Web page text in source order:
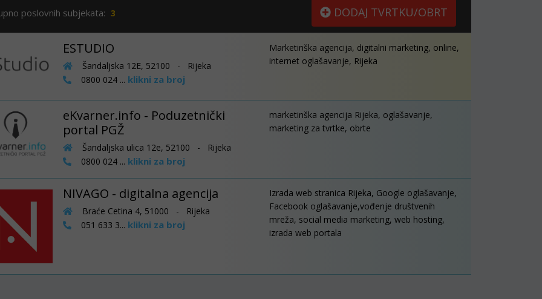
poslovnih subjekata: 3 DODAJ TVRTKU/OBRT
ESTUDIO
Šandaljska 12E, 52100 - Rijeka
0800 024 ... klikni za broj
Marketinška agencija, digitalni marketing, online,
internet oglašavanje, Rijeka
eKvarner.info - Poduzetnički
portal PGŽ
Šandaljska ulica 12e, 52100 - Rijeka
0800 024 ... klikni za broj
marketinška agencija Rijeka, oglašavanje,
marketing za tvrtke, obrte
NIVAGO - digitalna agencija
Braće Cetina 4, 51000 - Rijeka
051 633 3... klikni za broj
Izrada web stranica Rijeka, Google oglašavanje,
Facebook oglašavanje,vođenje društvenih
mreža, social media marketing, web hosting,
izrada web portala